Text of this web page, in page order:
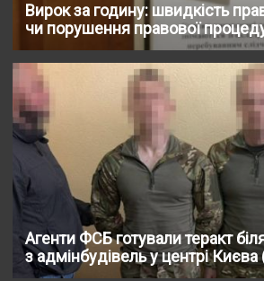
Вирок за годину: швидкість
чи порушення правової
Агенти ФСБ готували теракт
з адмінбудівель у центрі